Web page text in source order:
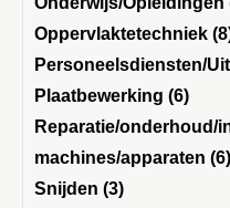
Oppervlaktetechniek
Personeelsdiensten/
Plaatbewerking (6)
Reparatie/onderhoud/
machines/apparaten (6)
Snijden (3)